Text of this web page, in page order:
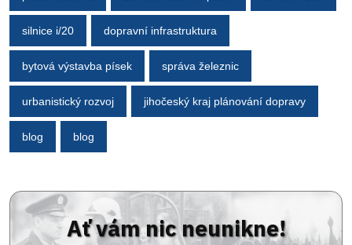
silnice i/20 dopravní infrastruktura
bytová výstavba písek správa železnic
urbanistický rozvoj jihočeský kraj plánování dopravy
blog blog
Ať vám nic neunikne!